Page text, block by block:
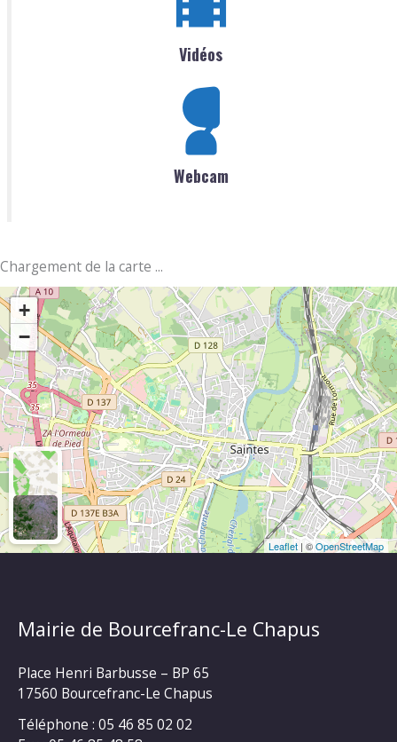
Vidéos
Webcam
Chargement de la carte ...
+
−
Leaflet| ©OpenStreetMap
Mairie de Bourcefranc-Le Chapus
Place Henri Barbusse – BP 65
17560 Bourcefranc-Le Chapus
Téléphone : 05 46 85 02 02